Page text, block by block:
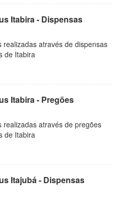
Itabira - Dispensas
realizadas através de dispensas
de Itabira
Itabira - Pregões
realizadas através de pregões
de Itabira
Itajubá - Dispensas